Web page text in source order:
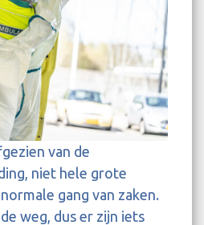
van de
niet hele grote
gang van zaken.
weg, dus er zijn iets